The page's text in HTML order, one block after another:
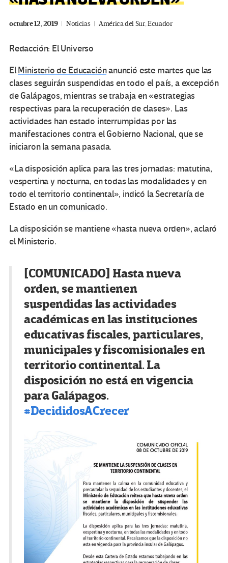
octubre 12, 2019 Noticias América del Sur,Ecuador
Redacción: El Universo
ElMinisterio de Educaciónanunció este martes que las
clases seguirán suspendidas en todo el país, a excepción
de Galápagos, mientras se trabaja en «estrategias
respectivas para la recuperación de clases». Las
actividades han estado interrumpidas por las
manifestaciones contra el Gobierno Nacional, que se
iniciaron la semana pasada.
«La disposición aplica para las tres jornadas: matutina,
vespertina y nocturna, en todas las modalidades y en
todo el territorio continental», indicó la Secretaría de
Estado en uncomunicado.
La disposición se mantiene «hasta nueva orden», aclaró
el Ministerio.
[COMUNICADO] Hasta nueva
orden, se mantienen
suspendidas las actividades
académicas en las instituciones
educativas fiscales, particulares,
municipales y fiscomisionales en
territorio continental. La
disposición no está en vigencia
para Galápagos.
#DecididosACrecer